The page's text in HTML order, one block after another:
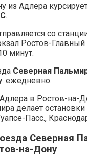
из Адлера
.
со
Ростов-
минут.
Северная
: ежедневно.
в Ростов-на-
делает остановки
Пасс.,
Северная
на-Дону